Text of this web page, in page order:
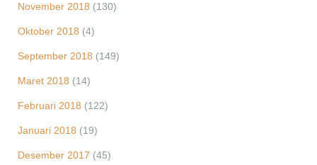
November 2018 (130)
Oktober 2018 (4)
September 2018 (149)
Maret 2018 (14)
Februari 2018 (122)
Januari 2018 (19)
Desember 2017 (45)